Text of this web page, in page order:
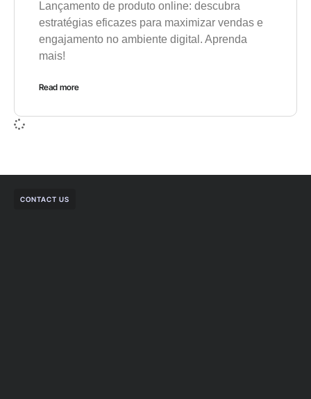
Lançamento de produto online: descubra
estratégias eficazes para maximizar vendas e
engajamento no ambiente digital. Aprenda
mais!
Read more
CONTACT US